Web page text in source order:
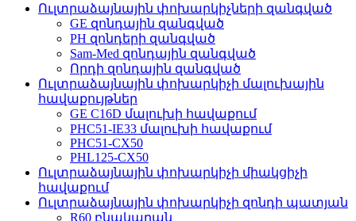
Ուլտրաձայնային փոխարկիչների զանգված
GE զոնդային զանգված
PH զոնդերի զանգված
Sam-Med զոնդային զանգված
Որդի զոնդային զանգված
Ուլտրաձայնային փոխարկիչի մալուխային
հավաքույթներ
GE C16D մալուխի հավաքում
PHC51-IE33 մալուխի հավաքում
PHC51-CX50
PHL125-CX50
Ուլտրաձայնային փոխարկիչի միակցիչի
հավաքում
Ուլտրաձայնային փոխարկիչի զոնդի պատյան
R60 բնակարան